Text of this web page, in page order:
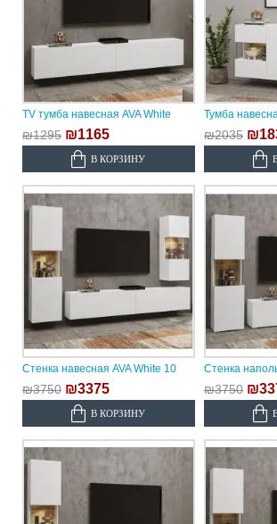
TV тумба навесная AVA White
₪1295 ₪1165
В КОРЗИНУ
Тумба
₪2035
Стенка навесная AVA White 10
₪3750 ₪3375
В КОРЗИНУ
Стенка
₪3750